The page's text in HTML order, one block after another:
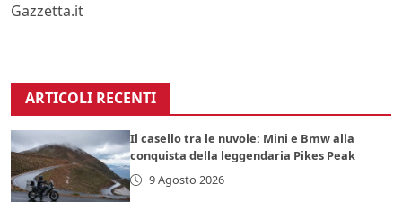
Gazzetta.it
ARTICOLI RECENTI
Il casello tra le nuvole: Mini e Bmw alla
conquista della leggendaria Pikes Peak
9 Agosto 2026